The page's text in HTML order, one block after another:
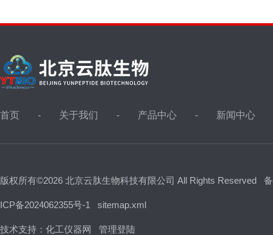
首页 关于我们 产品中心 新闻中心
版权所有©2026 北京云肽生物科技有限公司 All Rights Reserved
ICP备2024062355号-1 sitemap.xml
技术支持： 化工仪器网 管理登陆